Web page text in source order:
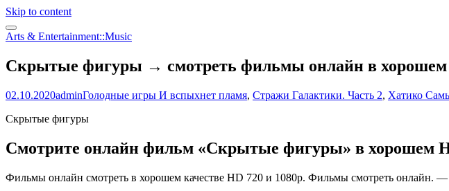
Skip to content
Arts & Entertainment::Music
Скрытые фигуры → смотреть фильмы онлайн в хорошем
02.10.2020adminГолодные игры И вспыхнет пламя, Стражи Галактики. Часть 2, Хатико
Скрытые фигуры
Смотрите онлайн фильм «Скрытые фигуры» в хорошем
Фильмы онлайн смотреть в хорошем качестве HD 720 и 1080p. Фильмы смотреть онлайн.